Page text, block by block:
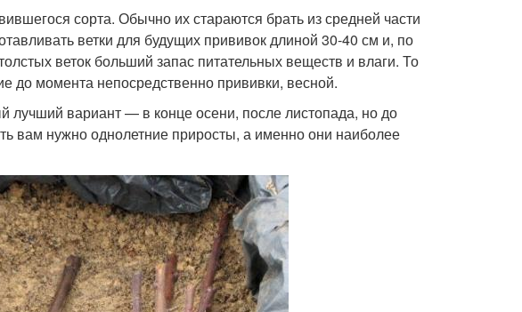
сорта. Обычно их стараются брать из средней части
ветки для будущих прививок длиной 30-40 см и, по
веток больший запас питательных веществ и влаги. То
до момента непосредственно прививки, весной.
лучший вариант — в конце осени, после листопада, но до
вам нужно однолетние приросты, а именно они наиболее